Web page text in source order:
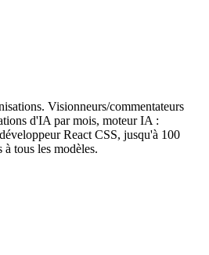
Visionneurs/commentateurs
d'IA par mois, moteur IA :
React CSS, jusqu'à 100
tous les modèles.